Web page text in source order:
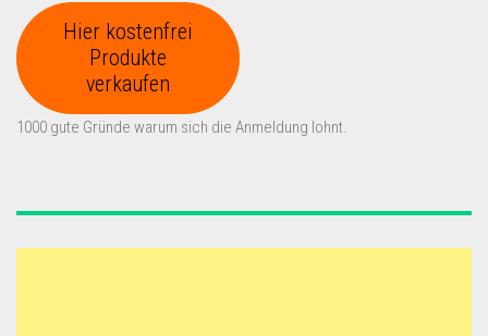
Hier kostenfrei
Produkte
verkaufen
1000 gute Gründe warum sich die Anmeldung lohnt.